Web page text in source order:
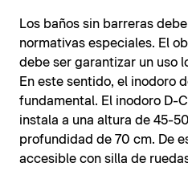
Los baños sin barreras
normativas especiales. El
debe ser garantizar un uso
En este sentido, el inodoro
fundamental. El inodoro D-
instala a una altura de 45-
profundidad de 70 cm. De
accesible con silla de